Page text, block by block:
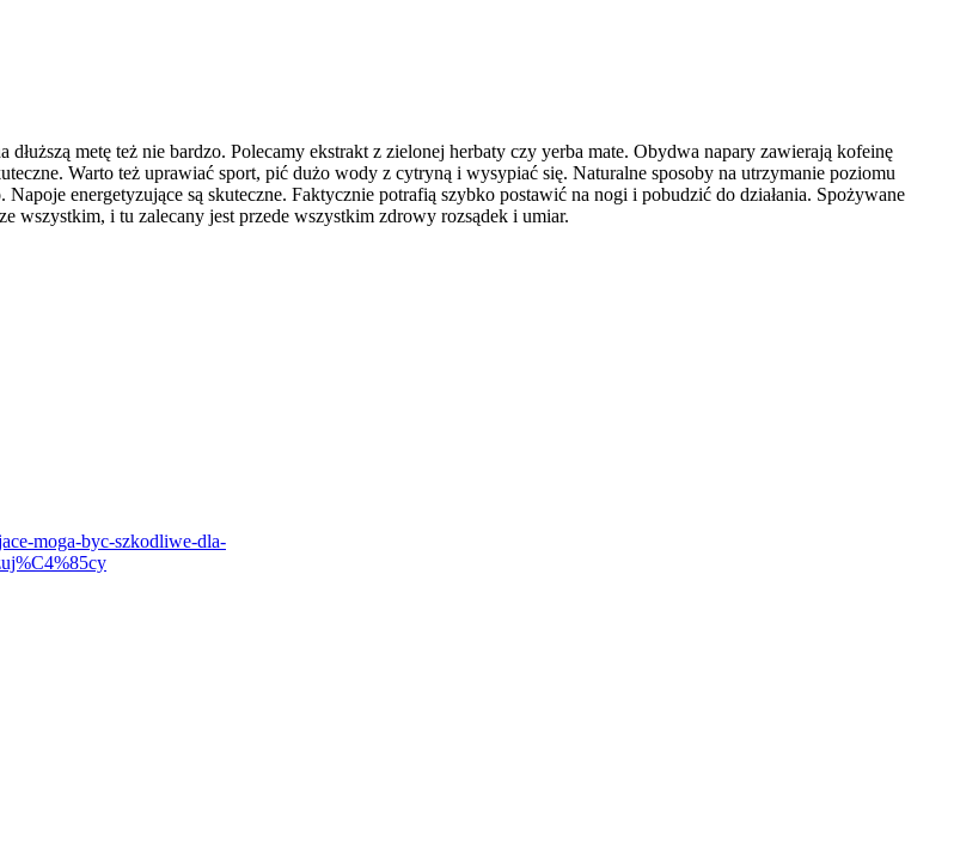
metę też nie bardzo. Polecamy ekstrakt z zielonej herbaty czy yerba mate. Obydwa napary zawierają kofeinę
Warto też uprawiać sport, pić dużo wody z cytryną i wysypiać się. Naturalne sposoby na utrzymanie poziomu
energetyzujące są skuteczne. Faktycznie potrafią szybko postawić na nogi i pobudzić do działania. Spożywane
wszystkim, i tu zalecany jest przede wszystkim zdrowy rozsądek i umiar.
moga-byc-szkodliwe-dla-